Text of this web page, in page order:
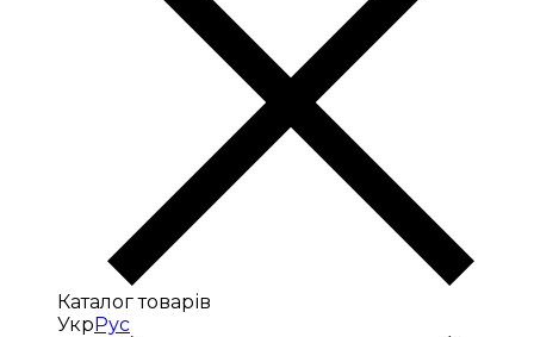
Каталог товарів
УкрРус